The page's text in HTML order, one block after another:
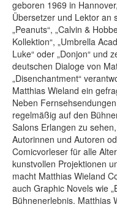
geboren 1969 in
Übersetzer und Lektor an
„Peanuts“, „Calvin &
Kollektion“, „Umbrella
Luke“ oder „Donjon“ und
deutschen Dialoge von
„Disenchantment“
Matthias Wieland ein
Neben
regelmäßig auf den
Salons Erlangen zu
Autorinnen und Autoren
Comicvorleser für alle
kunstvollen Projektionen
macht Matthias Wieland
auch Graphic Novels wie
Bühnenerlebnis. Matthias